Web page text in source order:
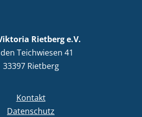
Rietberg e.V.
Teichwiesen 41
33397 Rietberg
Kontakt
Datenschutz